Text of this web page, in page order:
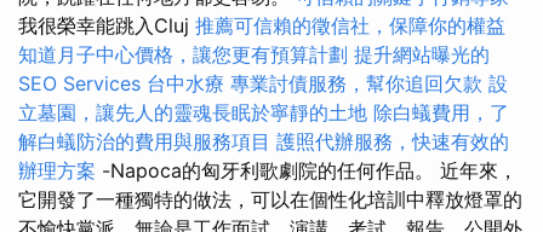
我很榮幸能跳入Cluj 推薦可信賴的徵信社，保障你的權益
知道月子中心價格，讓您更有預算計劃 提升網站曝光的
SEO Services 台中水療 專業討債服務，幫你追回欠款 設
立墓園，讓先人的靈魂長眠於寧靜的土地 除白蟻費用，了
解白蟻防治的費用與服務項目 護照代辦服務，快速有效的
辦理方案 -Napoca的匈牙利歌劇院的任何作品。 近年來，
它開發了一種獨特的做法，可以在個性化培訓中釋放燈罩的